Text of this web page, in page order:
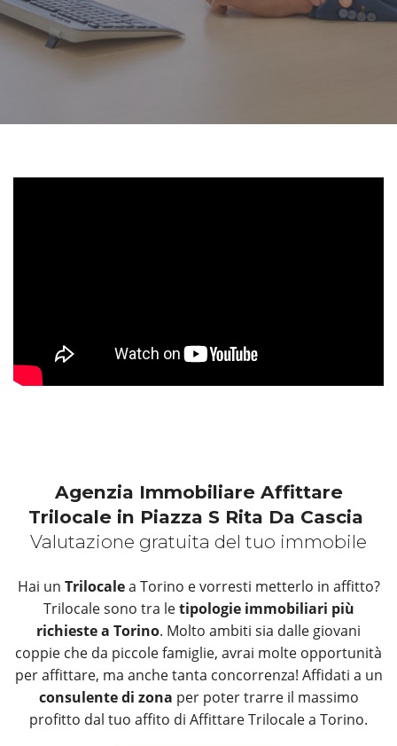
Agenzia Immobiliare Affittare
Trilocale in Piazza S Rita Da Cascia
Valutazione gratuita del tuo immobile
Hai un Trilocalea Torino e vorresti metterlo in affitto?
Trilocale sono tra letipologie immobiliari più
richieste a Torino. Molto ambiti sia dalle giovani
coppie che da piccole famiglie, avrai molte opportunità
per affittare, ma anche tanta concorrenza! Affidati a un
consulente di zona per poter trarre il massimo
profitto dal tuo affito di Affittare Trilocale a Torino.